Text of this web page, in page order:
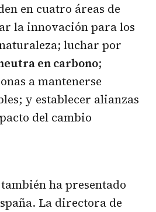
en cuatro áreas de
la innovación para los
luchar por
en carbono;
a mantenerse
y establecer alianzas
del cambio
ha presentado
La directora de